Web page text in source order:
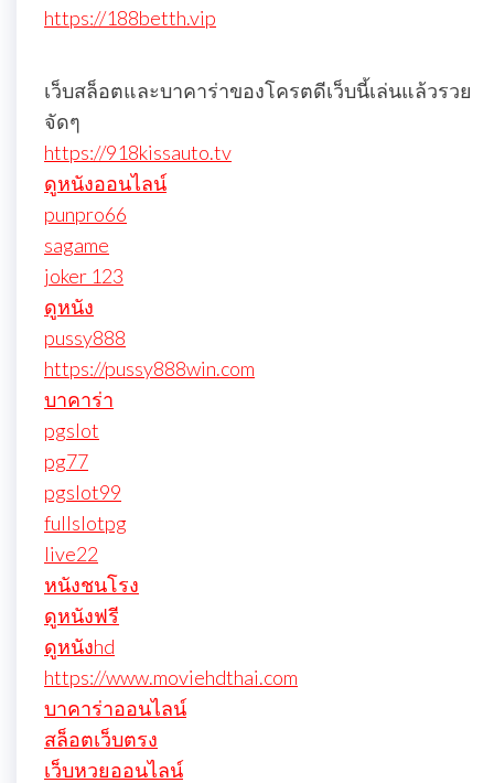
https://188betth.vip
เว็บสล็อตและบาคาร่าของโครตดีเว็บนี้เล่นแล้วรวย
จัดๆ
https://918kissauto.tv
ดูหนังออนไลน์
punpro66
sagame
joker 123
ดูหนัง
pussy888
https://pussy888win.com
บาคาร่า
pgslot
pg77
pgslot99
fullslotpg
live22
หนังชนโรง
ดูหนังฟรี
ดูหนังhd
https://www.moviehdthai.com
บาคาร่าออนไลน์
สล็อตเว็บตรง
เว็บหวยออนไลน์